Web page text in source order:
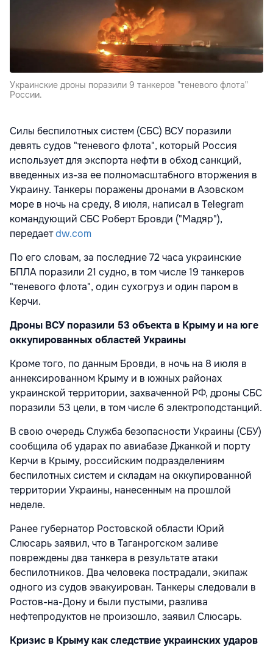
Украинские дроны поразили 9 танкеров "теневого флота"
России.
Силы беспилотных систем (СБС) ВСУ поразили
девять судов "теневого флота", который Россия
использует для экспорта нефти в обход санкций,
введенных из-за ее полномасштабного вторжения в
Украину. Танкеры поражены дронами в Азовском
море в ночь на среду, 8 июля, написал в Telegram
командующий СБС Роберт Бровди ("Мадяр"),
передаетdw.com
По его словам, за последние 72 часа украинские
БПЛА поразили 21 судно, в том числе 19 танкеров
"теневого флота", один сухогруз и один паром в
Керчи.
Дроны ВСУ поразили 53 объекта в Крыму и на юге
оккупированных областей Украины
Кроме того, по данным Бровди, в ночь на 8 июля в
аннексированном Крыму и в южных районах
украинской территории, захваченной РФ, дроны СБС
поразили 53 цели, в том числе 6 электроподстанций.
В свою очередь Служба безопасности Украины (СБУ)
сообщила об ударах по авиабазе Джанкой и порту
Керчи в Крыму, российским подразделениям
беспилотных систем и складам на оккупированной
территории Украины, нанесенным на прошлой
неделе.
Ранее губернатор Ростовской области Юрий
Слюсарь заявил, что в Таганрогском заливе
повреждены два танкера в результате атаки
беспилотников. Два человека пострадали, экипаж
одного из судов эвакуирован. Танкеры следовали в
Ростов-на-Дону и были пустыми, разлива
нефтепродуктов не произошло, заявил Слюсарь.
Кризис в Крыму как следствие украинских ударов